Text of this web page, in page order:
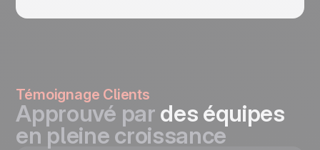
Témoignage Clients
Approuvé par des équipes
en pleine croissance